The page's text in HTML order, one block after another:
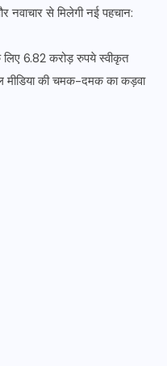
नवाचार से मिलेगी नई पहचान:
6.82 करोड़ रुपये स्वीकृत
मीडिया की चमक-दमक का कड़वा